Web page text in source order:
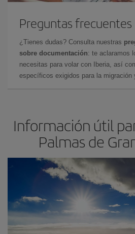
Preguntas frecuentes
¿Tienes dudas? Consulta nuestras
sobre documentación: te aclaramos
necesitas para volar con Iberia, así
específicos exigidos para la migración
Información útil
Palmas de